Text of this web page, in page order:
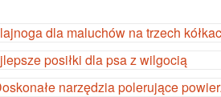
dla maluchów na trzech
posiłki dla psa z wilgocią
narzędzia polerujące